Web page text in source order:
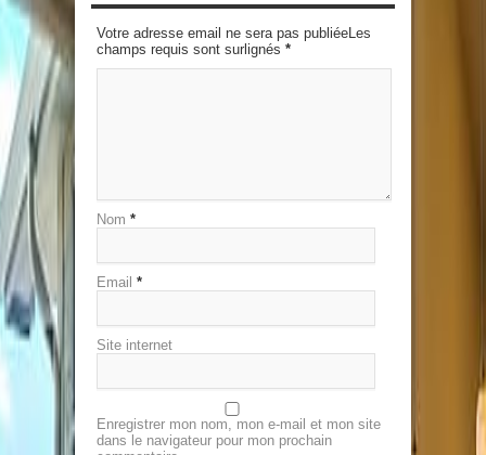
Votre adresse email ne sera pas publiéeLes
champs requis sont surlignés *
Nom *
Email *
Site internet
Enregistrer mon nom, mon e-mail et mon site
dans le navigateur pour mon prochain